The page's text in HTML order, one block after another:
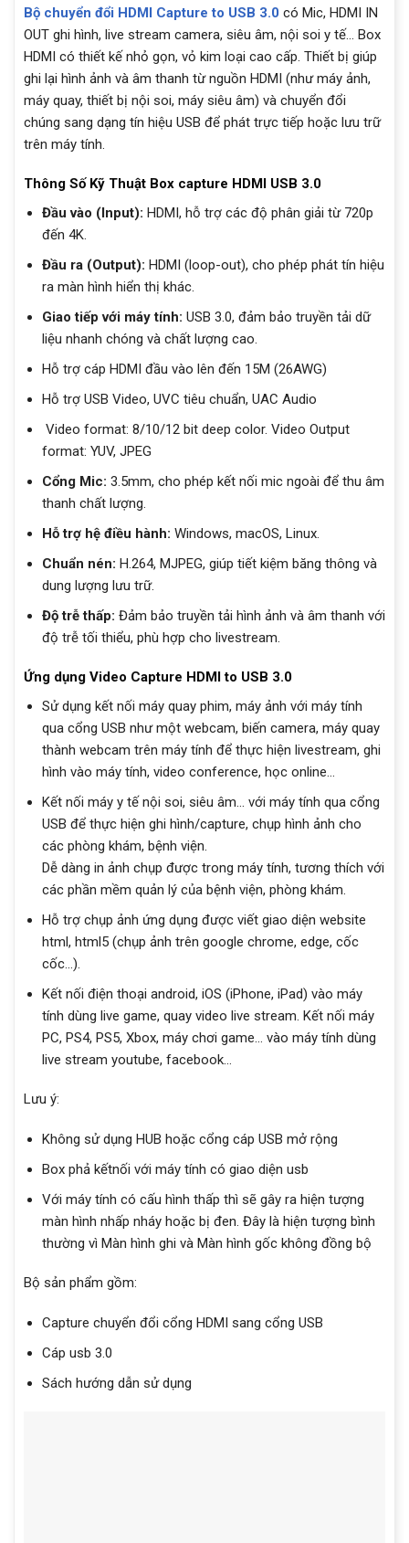
Bộ chuyển đổi HDMI Capture to USB 3.0 có Mic, HDMI IN
OUT ghi hình, live stream camera, siêu âm, nội soi y tế… Box
HDMI có thiết kế nhỏ gọn, vỏ kim loại cao cấp. Thiết bị giúp
ghi lại hình ảnh và âm thanh từ nguồn HDMI (như máy ảnh,
máy quay, thiết bị nội soi, máy siêu âm) và chuyển đổi
chúng sang dạng tín hiệu USB để phát trực tiếp hoặc lưu trữ
trên máy tính.
Thông Số Kỹ Thuật Box capture HDMI USB 3.0
Đầu vào (Input): HDMI, hỗ trợ các độ phân giải từ 720p
đến 4K.
Đầu ra (Output): HDMI (loop-out), cho phép phát tín hiệu
ra màn hình hiển thị khác.
Giao tiếp với máy tính: USB 3.0, đảm bảo truyền tải dữ
liệu nhanh chóng và chất lượng cao.
Hỗ trợ cáp HDMI đầu vào lên đến 15M (26AWG)
Hỗ trợ USB Video, UVC tiêu chuẩn, UAC Audio
Video format: 8/10/12 bit deep color. Video Output
format: YUV, JPEG
Cổng Mic: 3.5mm, cho phép kết nối mic ngoài để thu âm
thanh chất lượng.
Hỗ trợ hệ điều hành: Windows, macOS, Linux.
Chuẩn nén: H.264, MJPEG, giúp tiết kiệm băng thông và
dung lượng lưu trữ.
Độ trễ thấp: Đảm bảo truyền tải hình ảnh và âm thanh với
độ trễ tối thiểu, phù hợp cho livestream.
Ứng dụng Video Capture HDMI to USB 3.0
Sử dụng kết nối máy quay phim, máy ảnh với máy tính
qua cổng USB như một webcam, biến camera, máy quay
thành webcam trên máy tính để thực hiện livestream, ghi
hình vào máy tính, video conference, học online…
Kết nối máy y tế nội soi, siêu âm… với máy tính qua cổng
USB để thực hiện ghi hình/capture, chụp hình ảnh cho
các phòng khám, bệnh viện.
Dễ dàng in ảnh chụp được trong máy tính, tương thích với
các phần mềm quản lý của bệnh viện, phòng khám.
Hỗ trợ chụp ảnh ứng dụng được viết giao diện website
html, html5 (chụp ảnh trên google chrome, edge, cốc
cốc…).
Kết nối điện thoại android, iOS (iPhone, iPad) vào máy
tính dùng live game, quay video live stream. Kết nối máy
PC, PS4, PS5, Xbox, máy chơi game… vào máy tính dùng
live stream youtube, facebook…
Lưu ý:
Không sử dụng HUB hoặc cổng cáp USB mở rộng
Box phả kếtnối với máy tính có giao diện usb
Với máy tính có cấu hình thấp thì sẽ gây ra hiện tượng
màn hình nhấp nháy hoặc bị đen. Đây là hiện tượng bình
thường vì Màn hình ghi và Màn hình gốc không đồng bộ
Bộ sản phẩm gồm:
Capture chuyển đổi cổng HDMI sang cổng USB
Cáp usb 3.0
Sách hướng dẫn sử dụng